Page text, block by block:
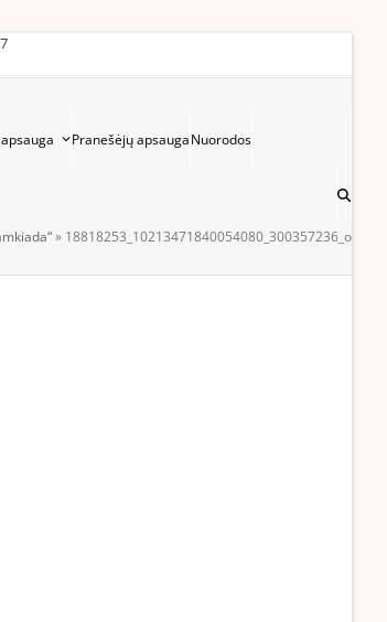
Pranešėjų apsaugaNuorodos
» 18818253_10213471840054080_300357236_o